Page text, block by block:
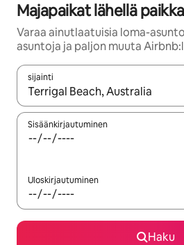
Majapaikat lähellä
Varaa ainutlaatuisia loma-
asuntoja ja paljon muuta
sijainti
Kun tulokset ovat saatavilla,
Sisäänkirjautuminen
Uloskirjautuminen
Haku